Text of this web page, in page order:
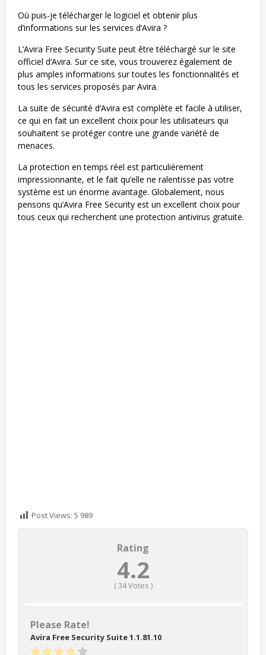
Où puis-je télécharger le logiciel et obtenir plus
d’informations sur les services d’Avira ?
L’Avira Free Security Suite peut être téléchargé sur le site
officiel d’Avira. Sur ce site, vous trouverez également de
plus amples informations sur toutes les fonctionnalités et
tous les services proposés par Avira.
La suite de sécurité d’Avira est complète et facile à utiliser,
ce qui en fait un excellent choix pour les utilisateurs qui
souhaitent se protéger contre une grande variété de
menaces.
La protection en temps réel est particulièrement
impressionnante, et le fait qu’elle ne ralentisse pas votre
système est un énorme avantage. Globalement, nous
pensons qu’Avira Free Security est un excellent choix pour
tous ceux qui recherchent une protection antivirus gratuite.
Post Views: 5 989
Rating
4.2
(34Votes )
Please Rate!
Avira Free Security Suite 1.1.81.10